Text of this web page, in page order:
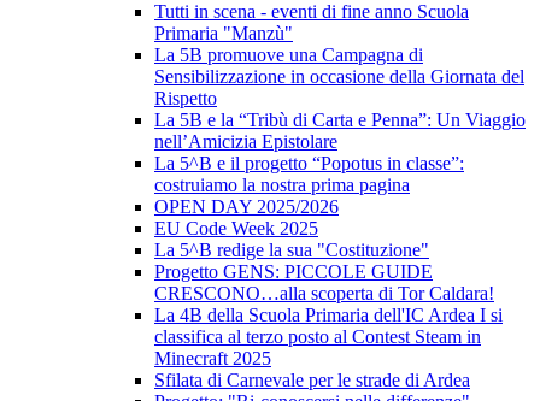
Tutti in scena - eventi di fine anno Scuola
Primaria "Manzù"
La 5B promuove una Campagna di
Sensibilizzazione in occasione della Giornata del
Rispetto
La 5B e la “Tribù di Carta e Penna”: Un Viaggio
nell’Amicizia Epistolare
La 5^B e il progetto “Popotus in classe”:
costruiamo la nostra prima pagina
OPEN DAY 2025/2026
EU Code Week 2025
La 5^B redige la sua "Costituzione"
Progetto GENS: PICCOLE GUIDE
CRESCONO…alla scoperta di Tor Caldara!
La 4B della Scuola Primaria dell'IC Ardea I si
classifica al terzo posto al Contest Steam in
Minecraft 2025
Sfilata di Carnevale per le strade di Ardea